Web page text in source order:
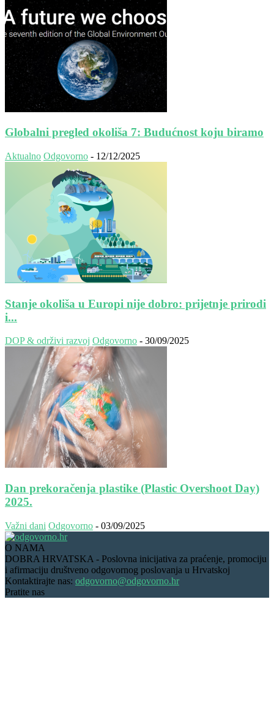
Globalni pregled okoliša 7: Budućnost koju biramo
Aktualno Odgovorno - 12/12/2025
Stanje okoliša u Europi nije dobro: prijetnje prirodi
i...
DOP & održivi razvoj Odgovorno - 30/09/2025
Dan prekoračenja plastike (Plastic Overshoot Day)
2025.
Važni dani Odgovorno - 03/09/2025
O NAMA
DOBRA HRVATSKA - Poslovna inicijativa za praćenje, promociju
i afirmaciju društveno odgovornog poslovanja u Hrvatskoj
Kontaktirajte nas: odgovorno@odgovorno.hr
Pratite nas